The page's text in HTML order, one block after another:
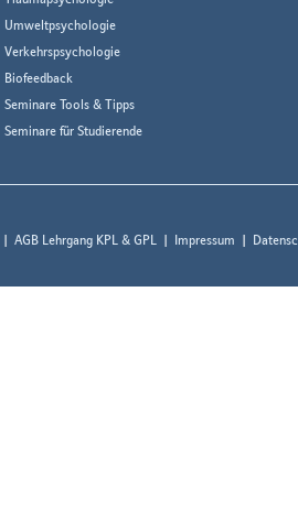
Umweltpsychologie
Verkehrspsychologie
Biofeedback
Seminare Tools & Tipps
Seminare für Studierende
AGB Lehrgang KPL & GPL Impressum